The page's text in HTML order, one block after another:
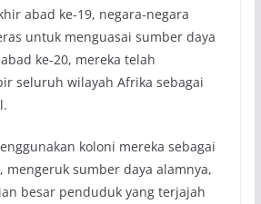
abad ke-19, negara-negara
untuk menguasai sumber daya
ke-20, mereka telah
seluruh wilayah Afrika sebagai
koloni mereka sebagai
mengeruk sumber daya alamnya,
besar penduduk yang terjajah